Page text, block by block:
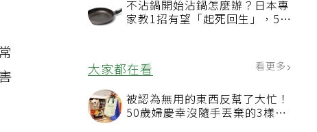
不沾鍋開始沾鍋怎麼辦？日本專
家教1招有望「起死回生」，5情
大家都在看
被認為無用的東西反幫了大忙！
50歲婦慶幸沒隨手丟棄的3樣物